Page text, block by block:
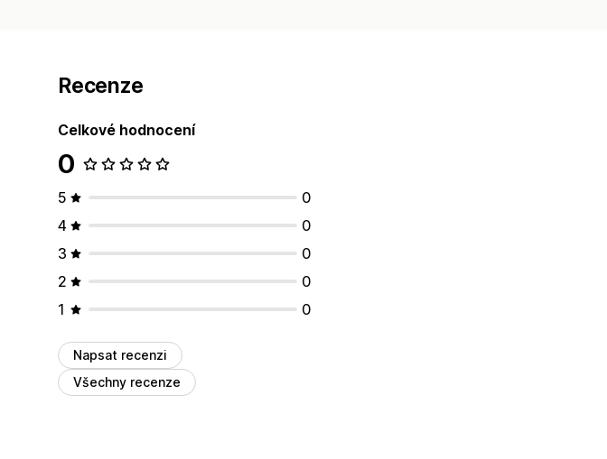
Recenze
Celkové hodnocení
0
5
0
4
0
3
0
2
0
1
0
Napsat recenzi
Všechny recenze